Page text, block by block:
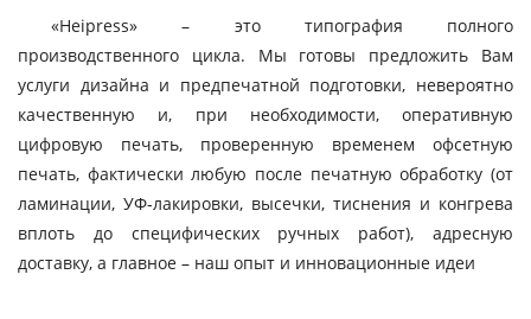
«Heipress» – это типография полного
производственного цикла. Мы готовы предложить Вам
услуги дизайна и предпечатной подготовки, невероятно
качественную и, при необходимости, оперативную
цифровую печать, проверенную временем офсетную
печать, фактически любую после печатную обработку (от
ламинации, УФ-лакировки, высечки, тиснения и конгрева
вплоть до специфических ручных работ), адресную
доставку, а главное – наш опыт и инновационные идеи